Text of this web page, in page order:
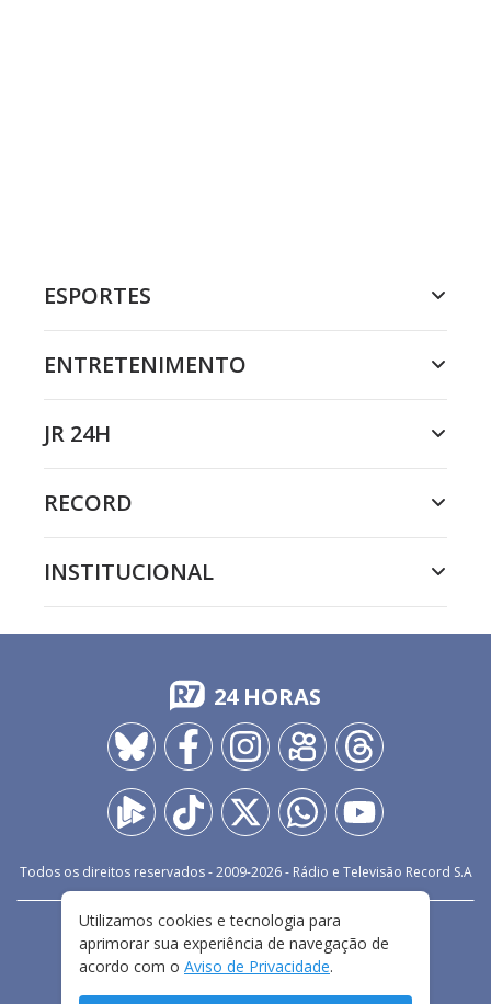
ESPORTES
ENTRETENIMENTO
JR 24H
RECORD
INSTITUCIONAL
24 HORAS
Todos os direitos reservados - 2009-2026- Rádio e Televisão Record S.A
FALE CONOSCO
PRIVACIDADE
TERMOS E CONDIÇÕES DE USO
Utilizamos cookies e tecnologia para
aprimorar sua experiência de navegação de
acordo com o Aviso de Privacidade.